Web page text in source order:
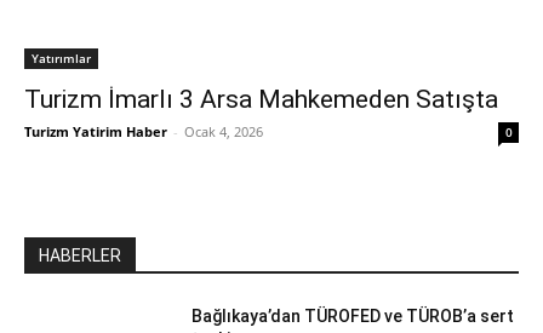
Yatırımlar
Turizm İmarlı 3 Arsa Mahkemeden Satışta
Turizm Yatirim Haber - Ocak 4, 2026 0
HABERLER
Bağlıkaya’dan TÜROFED ve TÜROB’a sert